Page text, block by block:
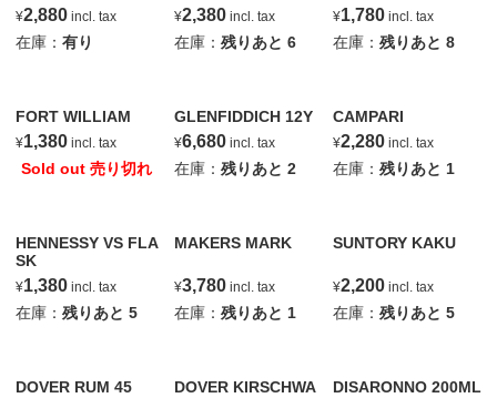
¥2,880 incl. tax
在庫：有り
¥2,380incl. tax
在庫： 残りあと 6
¥1,780incl. tax
在庫： 残りあと 8
FORT WILLIAM
¥1,380 incl. tax
Sold out 売り切れ
GLENFIDDICH 12Y
¥6,680incl. tax
在庫： 残りあと 2
CAMPARI
¥2,280incl. tax
在庫： 残りあと 1
HENNESSY VS FLA
SK
¥1,380 incl. tax
在庫：残りあと5
MAKERS MARK
¥3,780incl. tax
在庫： 残りあと 1
SUNTORY KAKU
¥2,200incl. tax
在庫： 残りあと 5
DOVER RUM 45
DOVER KIRSCHWA
DISARONNO 200ML